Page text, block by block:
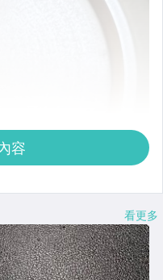
容
看更多